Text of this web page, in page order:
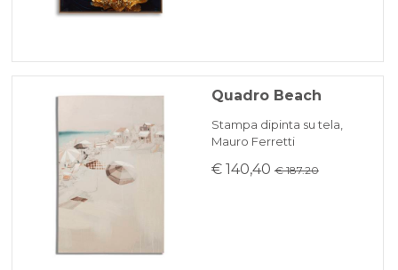
Quadro Beach
Stampa dipinta su tela,
Mauro Ferretti
€ 140,40 € 187.20